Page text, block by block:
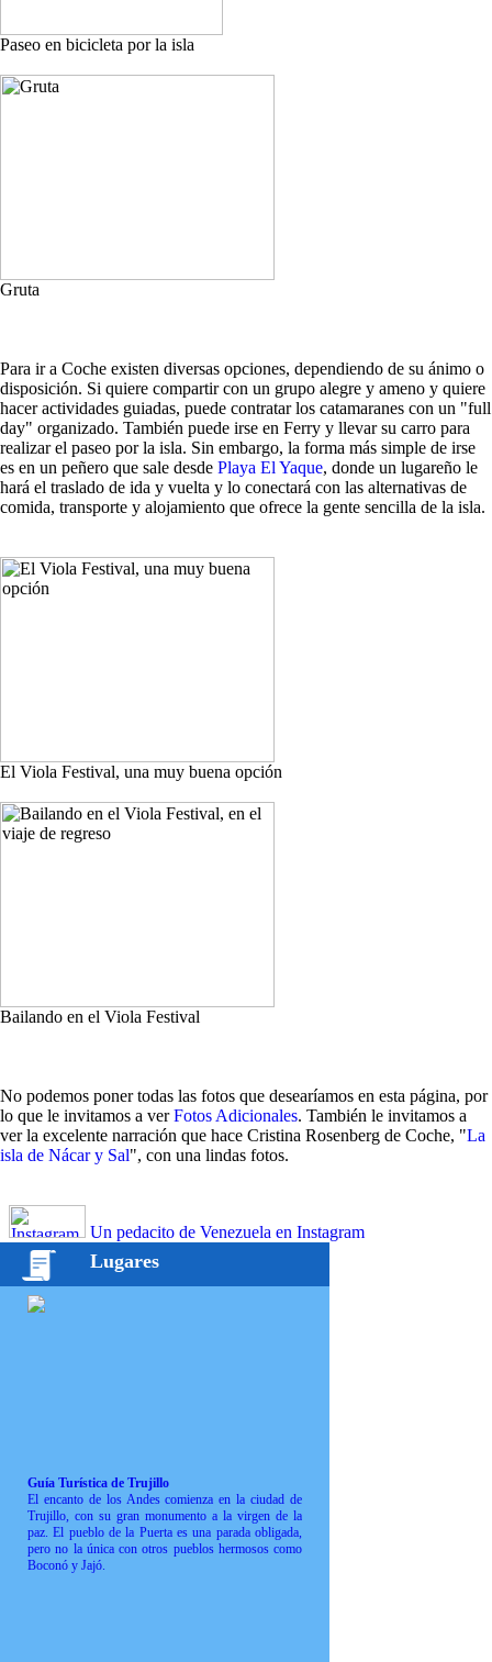
Paseo en bicicleta por la isla
Gruta
Para ir a Coche existen diversas opciones, dependiendo de su ánimo o
disposición. Si quiere compartir con un grupo alegre y ameno y quiere
hacer actividades guiadas, puede contratar los catamaranes con un "full
day" organizado. También puede irse en Ferry y llevar su carro para
realizar el paseo por la isla. Sin embargo, la forma más simple de irse
es en un peñero que sale desde Playa El Yaque, donde un lugareño le
hará el traslado de ida y vuelta y lo conectará con las alternativas de
comida, transporte y alojamiento que ofrece la gente sencilla de la isla.
El Viola Festival, una muy buena opción
Bailando en el Viola Festival
No podemos poner todas las fotos que desearíamos en esta página, por
lo que le invitamos a verFotos Adicionales. También le invitamos a
ver la excelente narración que hace Cristina Rosenberg de Coche, "La
isla de Nácar y Sal", con una lindas fotos.
Un pedacito de Venezuela en Instagram
Lugares
Guía Turística de Trujillo
El encanto de los Andes comienza en la ciudad de
Trujillo, con su gran monumento a la virgen de la
paz. El pueblo de la Puerta es una parada obligada,
pero no la única con otros pueblos hermosos como
Boconó y Jajó.